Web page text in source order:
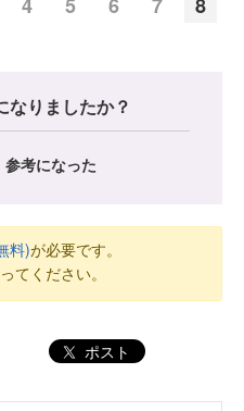
4 5 6 7 8
なりましたか？
参考になった
料)が必要です。
てください。
ポスト